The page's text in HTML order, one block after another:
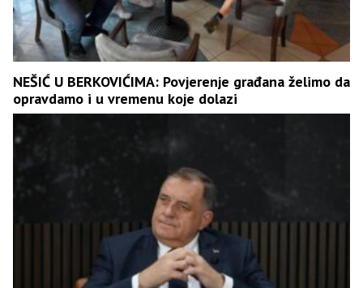
NEŠIĆ U BERKOVIĆIMA: Povjerenje građana želimo da
opravdamo i u vremenu koje dolazi